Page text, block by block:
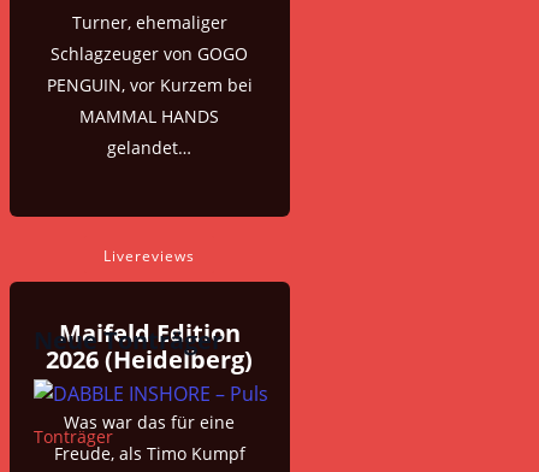
Turner, ehemaliger
Schlagzeuger von GOGO
PENGUIN, vor Kurzem bei
MAMMAL HANDS
gelandet…
Livereviews
Maifeld Edition
2026 (Heidelberg)
Was war das für eine
Freude, als Timo Kumpf
Neue Tonträger
Tonträger